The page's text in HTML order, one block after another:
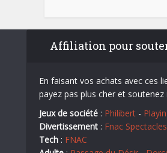
Affiliation pour
En faisant vos achats avec ces
payez pas plus cher et soutenez
Jeux de société : Philibert - Playin
Divertissement : Fnac Spectacles
Tech : FNAC